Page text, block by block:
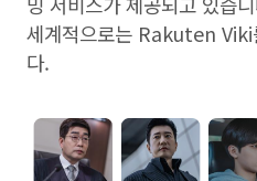
세계적으로는 Rakuten Viki
다.